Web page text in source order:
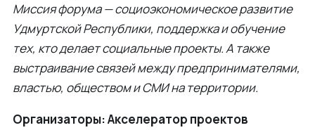
Миссия форума — социоэкономическое развитие
Удмуртской Республики, поддержка и обучение
тех, кто делает социальные проекты. А также
выстраивание связей между предпринимателями,
властью, обществом и СМИ на территории.
Организаторы: Акселератор проектов